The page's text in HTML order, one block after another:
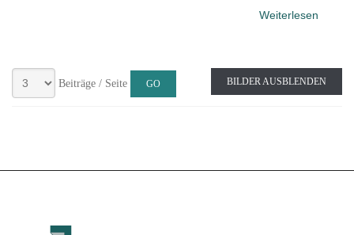
Weiterlesen
Beiträge / Seite BILDER AUSBLENDEN